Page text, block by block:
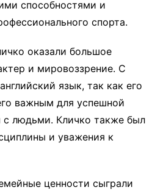
способностями и
спорта.
оказали большое
и мировоззрение. С
язык, так как его
важным для успешной
людьми. Кличко также был
и уважения к
ценности сыграли